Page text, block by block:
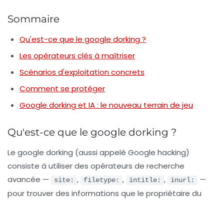
Sommaire
Qu'est-ce que le google dorking ?
Les opérateurs clés à maîtriser
Scénarios d'exploitation concrets
Comment se protéger
Google dorking et IA : le nouveau terrain de jeu
Qu'est-ce que le google dorking ?
Le google dorking (aussi appelé Google hacking)
consiste à utiliser des opérateurs de recherche
avancée —
site: , filetype: , intitle: , inurl:
—
pour trouver des informations que le propriétaire du